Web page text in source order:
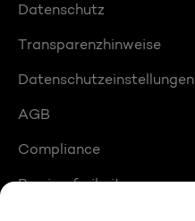
Datenschutz
Transparenzhinweise
Datenschutzeinstellungen
AGB
Compliance
Barrierefreiheit